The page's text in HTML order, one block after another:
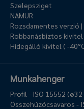
Szelepsziget
NAMUR
Rozsdamentes verzió |
Robbanásbiztos kivitel
Hidegálló kivitel ( -
Munkahenger
Profil - ISO 15552
Összehúzócsavaros -